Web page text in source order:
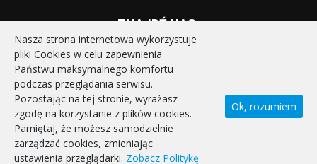
ZNAJDŹ NAS:
STRONA GŁÓWNA
REALIZOWANE PROJEKTY
POLITYKA PRYWATNOŚCI
DEKLARACJA DOSTĘPNOŚCI
KONTAKT
Nasza strona internetowa wykorzystuje
pliki Cookies w celu zapewnienia
Państwu maksymalnego komfortu
podczas przeglądania serwisu.
Pozostając na tej stronie, wyrażasz
zgodę na korzystanie z plików cookies.
Pamiętaj, że możesz samodzielnie
zarządzać cookies, zmieniając
ustawienia przeglądarki. Zobacz Politykę
Ok, rozumiem